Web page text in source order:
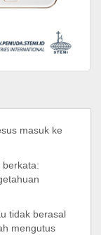
masuk ke
berkata:
tidak berasal
mengutus